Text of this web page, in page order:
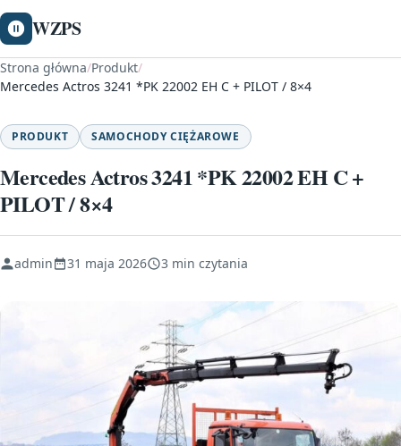
WZPS
Strona główna/Produkt/
Mercedes Actros 3241 *PK 22002 EH C + PILOT / 8×4
PRODUKT SAMOCHODY CIĘŻAROWE
Mercedes Actros 3241 *PK 22002 EH C +
PILOT / 8×4
admin 31 maja 2026 3 min czytania